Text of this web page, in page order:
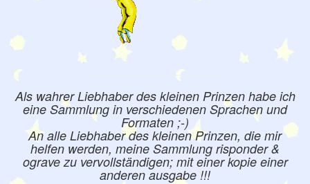
Als wahrer Liebhaber des kleinen Prinzen habe ich
eine Sammlung in verschiedenen Sprachen und
Formaten ;-)
An alle Liebhaber des kleinen Prinzen, die mir
helfen werden, meine Sammlung risponder &
ograve zu vervollständigen; mit einer kopie einer
anderen ausgabe !!!